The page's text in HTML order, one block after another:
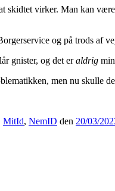
skidtet virker. Man kan
og på trods af
gnister, og det eraldrig
men nu skulle
MitId, NemID den 20/03/